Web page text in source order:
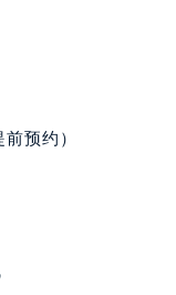
）
）
大厦）23层2326室
预约）
预约）